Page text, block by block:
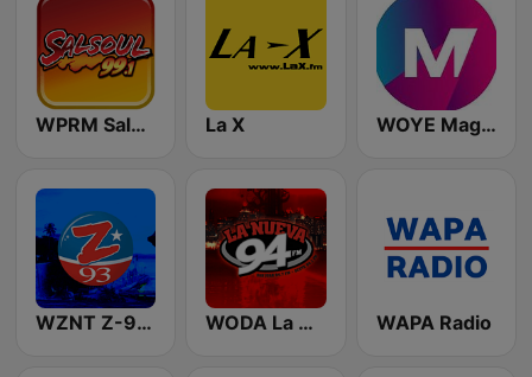
WPRM Salsoul 99.1 FM La X WOYE Magic 97.3 FM
WZNT Z-93 FM WODA La Nueva 94 FM WAPA Radio